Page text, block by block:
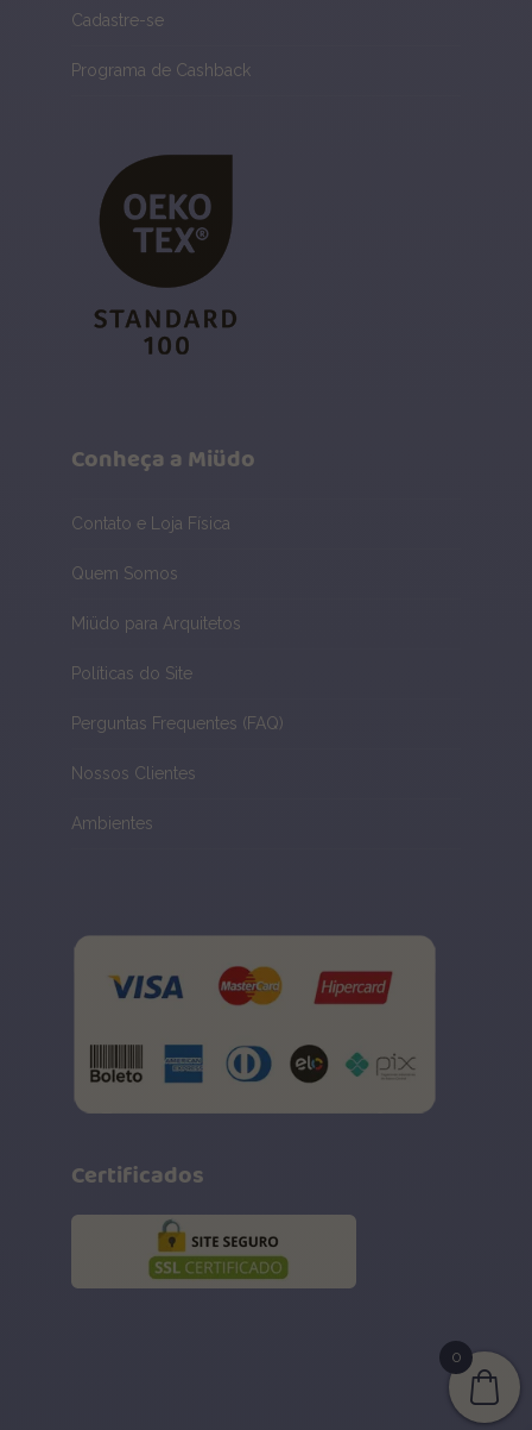
Cadastre-se
Programa de Cashback
Conheça a Miüdo
Contato e Loja Física
Quem Somos
Miüdo para Arquitetos
Políticas do Site
Perguntas Frequentes (FAQ)
Nossos Clientes
Ambientes
Certificados
0